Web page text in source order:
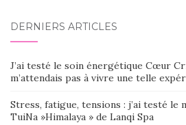
DERNIERS ARTICLES
J’ai testé le soin énergétique Cœur
m’attendais pas à vivre une telle
Stress, fatigue, tensions : j’ai testé le
TuiNa »Himalaya » de Lanqi Spa